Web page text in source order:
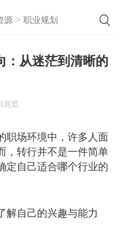
源 >职业规划
：从迷茫到清晰的
浏览
场环境中，许多人面
，转行并不是一件简单
定自己适合哪个行业的
自己的兴趣与能力